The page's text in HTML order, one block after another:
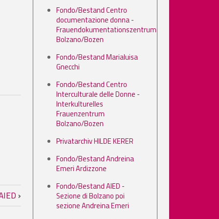
poi sezione Andreina
›
Fondo/Bestand Centro
documentazione donna -
Frauendokumentationszentrum
Bolzano/Bozen
Fondo/Bestand Marialuisa
Gnecchi
Fondo/Bestand Centro
Interculturale delle Donne -
Interkulturelles
Frauenzentrum
Bolzano/Bozen
Privatarchiv HILDE KERER
Fondo/Bestand Andreina
Emeri Ardizzone
Fondo/Bestand AIED -
Sezione di Bolzano poi
sezione Andreina Emeri